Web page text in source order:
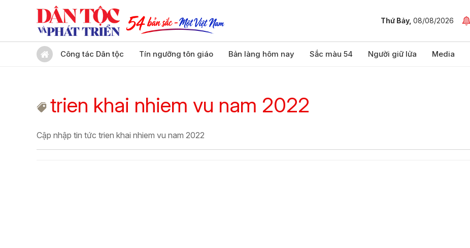
Thứ Bảy, 08/08/2026
Công tác Dân tộc Tín ngưỡng tôn giáo Bản làng hôm nay Sắc màu 54 Người giữ lửa Media
trien khai nhiem vu nam 2022
Cập nhập tin tức trien khai nhiem vu nam 2022